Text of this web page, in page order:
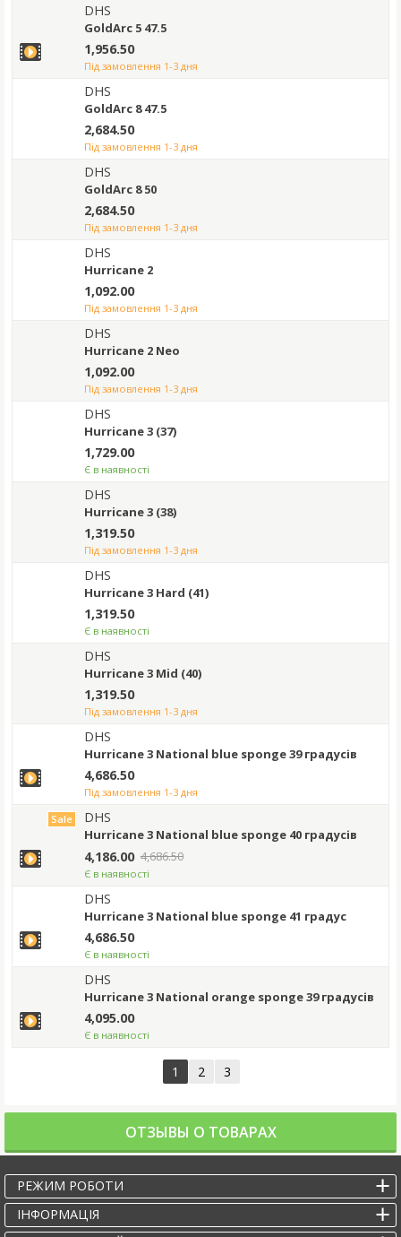
DHS
GoldArc 5 47.5
1,956.50
під замовлення 1-3 дня
DHS
GoldArc 8 47.5
2,684.50
під замовлення 1-3 дня
DHS
GoldArc 8 50
2,684.50
під замовлення 1-3 дня
DHS
Hurricane 2
1,092.00
під замовлення 1-3 дня
DHS
Hurricane 2 Neo
1,092.00
під замовлення 1-3 дня
DHS
Hurricane 3 (37)
1,729.00
Є в наявності
DHS
Hurricane 3 (38)
1,319.50
під замовлення 1-3 дня
DHS
Hurricane 3 Hard (41)
1,319.50
Є в наявності
DHS
Hurricane 3 Mid (40)
1,319.50
під замовлення 1-3 дня
DHS
Hurricane 3 National blue sponge 39 градусів
4,686.50
під замовлення 1-3 дня
Sale
DHS
Hurricane 3 National blue sponge 40 градусів
4,686.50
4,186.00
Є в наявності
DHS
Hurricane 3 National blue sponge 41 градус
4,686.50
Є в наявності
DHS
Hurricane 3 National orange sponge 39 градусів
4,095.00
Є в наявності
1 2 3
ОТЗЫВЫ О ТОВАРАХ
РЕЖИМ РОБОТИ
IНФОРМАЦІЯ